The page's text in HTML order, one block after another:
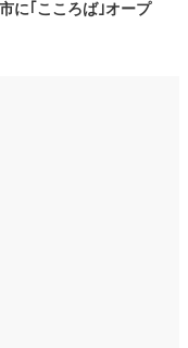
に｢こころば｣オープ